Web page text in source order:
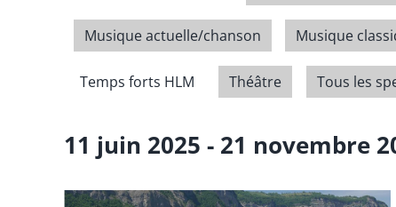
Musique actuelle/chanson Musique
Temps forts HLM Théâtre Tous les
11 juin 2025 - 21 novembre
date.